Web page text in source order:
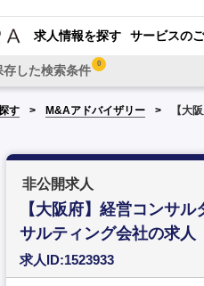
求人情報を探す サービスの
存した検索条件 0
す M&Aアドバイザリー 【大
非公開求人
【大阪府】経営コンサ
サルティング会社の求人
求人ID:1523933